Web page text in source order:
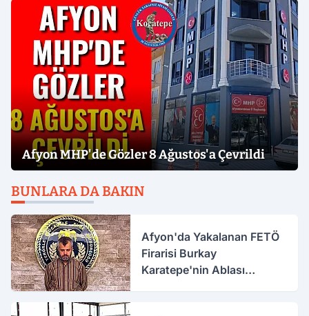
Afyon MHP'de Gözler 8 Ağustos'a Çevrildi
BUNLARA DA BAKIN
Afyon'da Yakalanan FETÖ
Firarisi Burkay
Karatepe'nin Ablası